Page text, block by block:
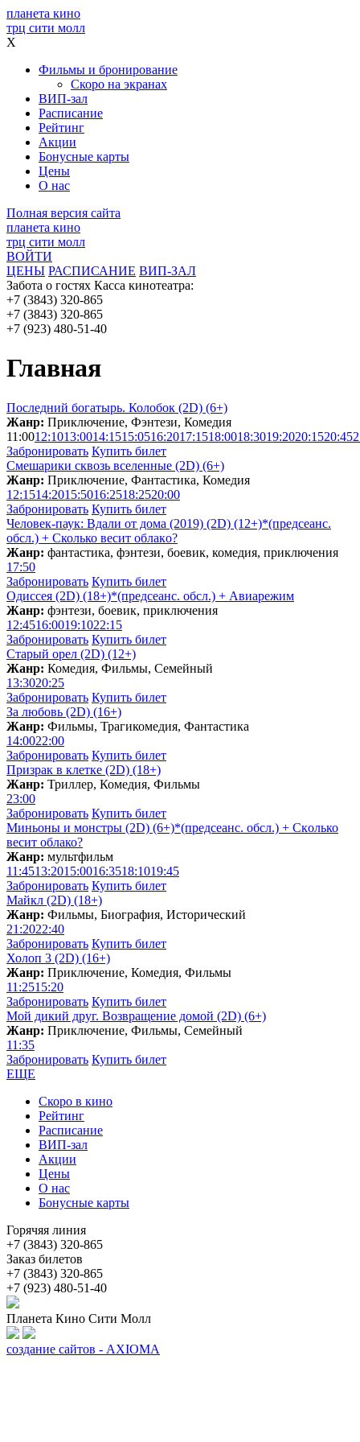
планета кино
трц сити молл
X
Фильмы и бронирование
Скоро на экранах
ВИП-зал
Расписание
Рейтинг
Акции
Бонусные карты
Цены
О нас
Полная версия сайта
планета кино
трц сити молл
ВОЙТИ
ЦЕНЫ РАСПИСАНИЕ ВИП-ЗАЛ
Забота о гостях Касса кинотеатра:
+7 (3843) 320-865
+7 (3843) 320-865
+7 (923) 480-51-40
Главная
Последний богатырь. Колобок (2D) (6+)
Жанр: Приключение, Фэнтези, Комедия
11:0012:1013:0014:1515:0516:2017:1518:0018:3019:2020:1520:45
Забронировать Купить билет
Смешарики сквозь вселенные (2D) (6+)
Жанр: Приключение, Фантастика, Комедия
12:1514:2015:5016:2518:2520:00
Забронировать Купить билет
Человек-паук: Вдали от дома (2019) (2D) (12+)*(предсеанс.
обсл.) + Сколько весит облакo?
Жанр: фантастика, фэнтези, боевик, комедия, приключения
17:50
Забронировать Купить билет
Одиссея (2D) (18+)*(предсеанс. обсл.) + Aвиарежим
Жанр: фэнтези, боевик, приключения
12:4516:0019:1022:15
Забронировать Купить билет
Старый орел (2D) (12+)
Жанр: Комедия, Фильмы, Семейный
13:3020:25
Забронировать Купить билет
За любовь (2D) (16+)
Жанр: Фильмы, Трагикомедия, Фантастика
14:0022:00
Забронировать Купить билет
Призрак в клетке (2D) (18+)
Жанр: Триллер, Комедия, Фильмы
23:00
Забронировать Купить билет
Миньоны и монстры (2D) (6+)*(предсеанс. обсл.) + Скoлько
весит облако?
Жанр: мультфильм
11:4513:2015:0016:3518:1019:45
Забронировать Купить билет
Майкл (2D) (18+)
Жанр: Фильмы, Биография, Исторический
21:2022:40
Забронировать Купить билет
Холоп 3 (2D) (16+)
Жанр: Приключение, Комедия, Фильмы
11:2515:20
Забронировать Купить билет
Мой дикий друг. Возвращение домой (2D) (6+)
Жанр: Приключение, Фильмы, Семейный
11:35
Забронировать Купить билет
ЕЩЕ
Скоро в кино
Рейтинг
Расписание
ВИП-зал
Акции
Цены
О нас
Бонусные карты
Горячяя линия
+7 (3843) 320-865
Заказ билетов
+7 (3843) 320-865
+7 (923) 480-51-40
Планета Кино Сити Молл
создание сайтов - AXIOMA